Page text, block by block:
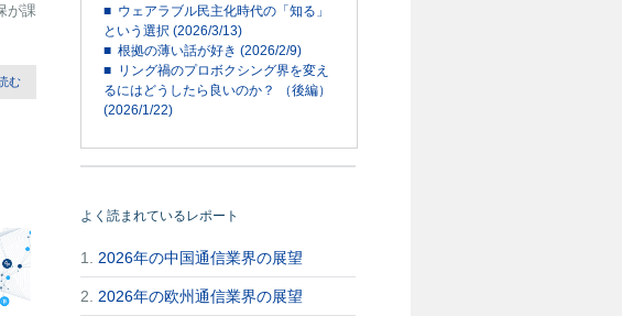
が課
む
■ ウェアラブル民主化時代の「知る」
という選択 (2026/3/13)
■ 根拠の薄い話が好き (2026/2/9)
■ リング禍のプロボクシング界を変え
るにはどうしたら良いのか？ （後編）
(2026/1/22)
よく読まれているレポート
1. 2026年の中国通信業界の展望
2. 2026年の欧州通信業界の展望